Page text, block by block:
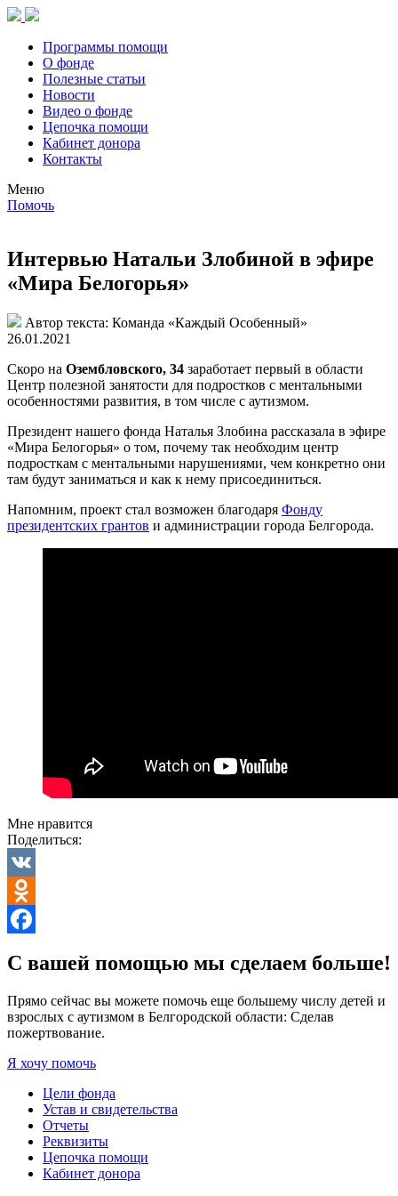
Программы помощи
О фонде
Полезные статьи
Новости
Видео о фонде
Цепочка помощи
Кабинет донора
Контакты
Меню
Помочь
Интервью Натальи Злобиной в эфире
«Мира Белогорья»
Автор текста: Команда «Каждый Особенный»
26.01.2021
Скоро на Озембловского, 34 заработает первый в области
Центр полезной занятости для подростков с ментальными
особенностями развития, в том числе с аутизмом.
Президент нашего фонда Наталья Злобина рассказала в эфире
«Мира Белогорья» о том, почему так необходим центр
подросткам с ментальными нарушениями, чем конкретно они
там будут заниматься и как к нему присоединиться.
Напомним, проект стал возможен благодаря Фондy
президентских грантов и администрации города Белгорода.
Мне нравится
Поделиться:
VK
Odnoklassniki
С вашей помощью мы сделаем больше!
Прямо сейчас вы можете помочь еще большему числу детей и
взрослых с аутизмом в Белгородской области: Сделав
пожертвование.
Я хочу помочь
Цели фонда
Устав и свидетельства
Отчеты
Реквизиты
Цепочка помощи
Кабинет донора